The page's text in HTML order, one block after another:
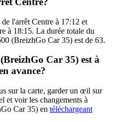
l'arrêt Centre à 17:12 et
à 18:15. La durée totale du
(BreizhGo Car 35) est de 63.
Car 35) est à
avance?
sur la carte, garder un œil sur
et voir les changements à
Car 35) en téléchargeant